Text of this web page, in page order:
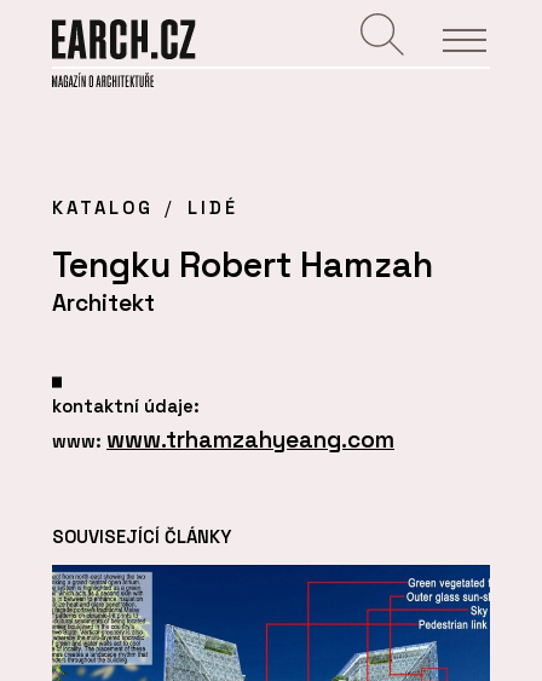
KATALOG LIDÉ
Tengku Robert Hamzah
Architekt
kontaktní údaje:
www: www.trhamzahyeang.com
SOUVISEJÍCÍ ČLÁNKY